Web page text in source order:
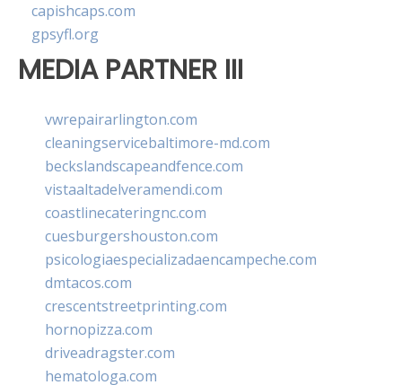
capishcaps.com
gpsyfl.org
MEDIA PARTNER III
vwrepairarlington.com
cleaningservicebaltimore-md.com
beckslandscapeandfence.com
vistaaltadelveramendi.com
coastlinecateringnc.com
cuesburgershouston.com
psicologiaespecializadaencampeche.com
dmtacos.com
crescentstreetprinting.com
hornopizza.com
driveadragster.com
hematologa.com